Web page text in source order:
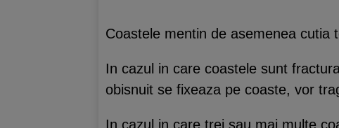
Coastele mentin de asemenea cutia
In cazul in care coastele sunt
obisnuit se fixeaza pe coaste, vor
In cazul in care trei sau mai multe